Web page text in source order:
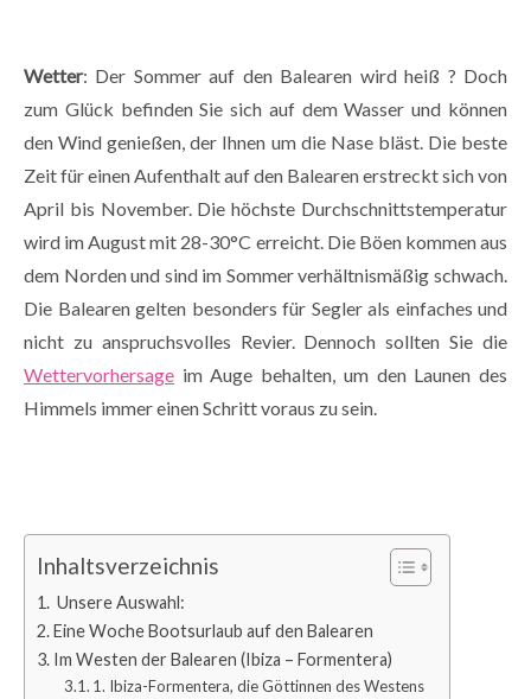
Wetter: Der Sommer auf den Balearen wird heiß ? Doch
zum Glück befinden Sie sich auf dem Wasser und können
den Wind genießen, der Ihnen um die Nase bläst. Die beste
Zeit für einen Aufenthalt auf den Balearen erstreckt sich von
April bis November. Die höchste Durchschnittstemperatur
wird im August mit 28-30°C erreicht. Die Böen kommen aus
dem Norden und sind im Sommer verhältnismäßig schwach.
Die Balearen gelten besonders für Segler als einfaches und
nicht zu anspruchsvolles Revier. Dennoch sollten Sie die
Wettervorhersage im Auge behalten, um den Launen des
Himmels immer einen Schritt voraus zu sein.
Inhaltsverzeichnis
Unsere Auswahl:
Eine Woche Bootsurlaub auf den Balearen
Im Westen der Balearen (Ibiza – Formentera)
1. Ibiza-Formentera, die Göttinnen des Westens